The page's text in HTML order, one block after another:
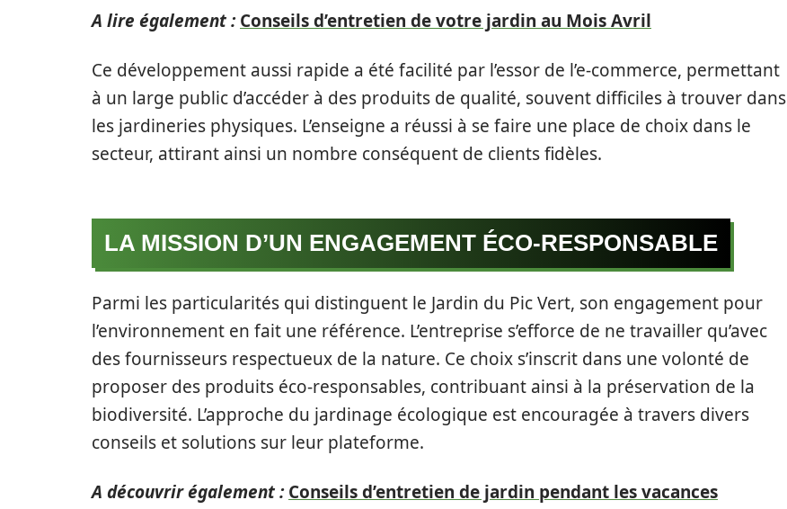
A lire également : Conseils d’entretien de votre jardin au Mois Avril
Ce développement aussi rapide a été facilité par l’essor de l’e-commerce, permettant
à un large public d’accéder à des produits de qualité, souvent difficiles à trouver dans
les jardineries physiques. L’enseigne a réussi à se faire une place de choix dans le
secteur, attirant ainsi un nombre conséquent de clients fidèles.
LA MISSION D’UN ENGAGEMENT ÉCO-RESPONSABLE
Parmi les particularités qui distinguent le Jardin du Pic Vert, son engagement pour
l’environnement en fait une référence. L’entreprise s’efforce de ne travailler qu’avec
des fournisseurs respectueux de la nature. Ce choix s’inscrit dans une volonté de
proposer des produits éco-responsables, contribuant ainsi à la préservation de la
biodiversité. L’approche du jardinage écologique est encouragée à travers divers
conseils et solutions sur leur plateforme.
A découvrir également : Conseils d’entretien de jardin pendant les vacances